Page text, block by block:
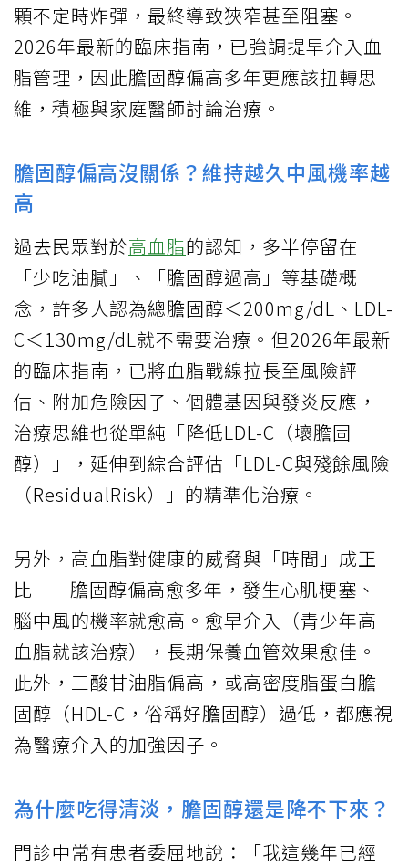
顆不定時炸彈，最終導致狹窄甚至阻塞。
2026年最新的臨床指南，已強調提早介入血
脂管理，因此膽固醇偏高多年更應該扭轉思
維，積極與家庭醫師討論治療。
膽固醇偏高沒關係？維持越久中風機率越
高
過去民眾對於高血脂的認知，多半停留在
「少吃油膩」、「膽固醇過高」等基礎概
念，許多人認為總膽固醇＜200mg/dL、LDL-
C＜130mg/dL就不需要治療。但2026年最新
的臨床指南，已將血脂戰線拉長至風險評
估、附加危險因子、個體基因與發炎反應，
治療思維也從單純「降低LDL-C（壞膽固
醇）」，延伸到綜合評估「LDL-C與殘餘風險
（ResidualRisk）」的精準化治療。
另外，高血脂對健康的威脅與「時間」成正
比——膽固醇偏高愈多年，發生心肌梗塞、
腦中風的機率就愈高。愈早介入（青少年高
血脂就該治療），長期保養血管效果愈佳。
此外，三酸甘油脂偏高，或高密度脂蛋白膽
固醇（HDL-C，俗稱好膽固醇）過低，都應視
為醫療介入的加強因子。
為什麼吃得清淡，膽固醇還是降不下來？
門診中常有患者委屈地說：「我這幾年已經